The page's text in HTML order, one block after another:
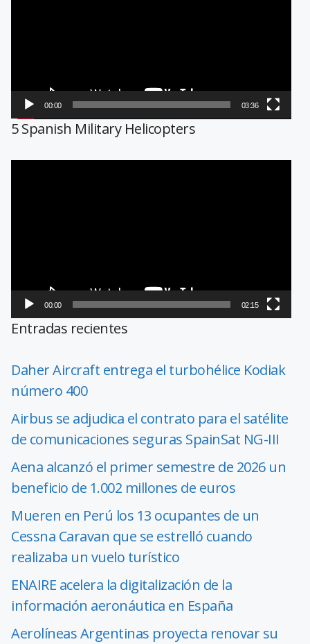
00:00 03:36
5 Spanish Military Helicopters
00:00 02:15
Entradas recientes
Daher Aircraft entrega el turbohélice Kodiak
número 400
Airbus se adjudica el contrato para el satélite
de comunicaciones seguras SpainSat NG-III
Aena alcanzó el primer semestre de 2026 un
beneficio de 1.002 millones de euros
Mueren en Perú los 13 ocupantes de un
Cessna Caravan que se estrelló cuando
realizaba un vuelo turístico
ENAIRE acelera la digitalización de la
información aeronáutica en España
Aerolíneas Argentinas proyecta renovar su